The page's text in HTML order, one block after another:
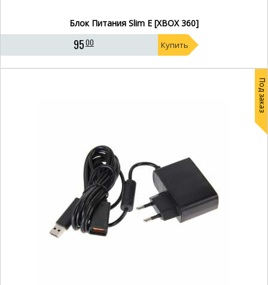
Блок Питания Slim E [XBOX 360]
9500 Купить
Под заказ